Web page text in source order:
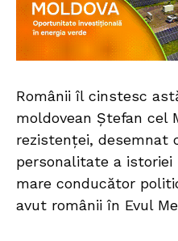
Românii îl cinstesc
moldovean Ștefan cel
rezistenței, desemnat
personalitate a istoriei
mare conducător
avut românii în Evul